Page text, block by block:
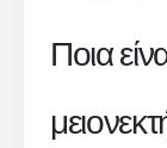
Ποια